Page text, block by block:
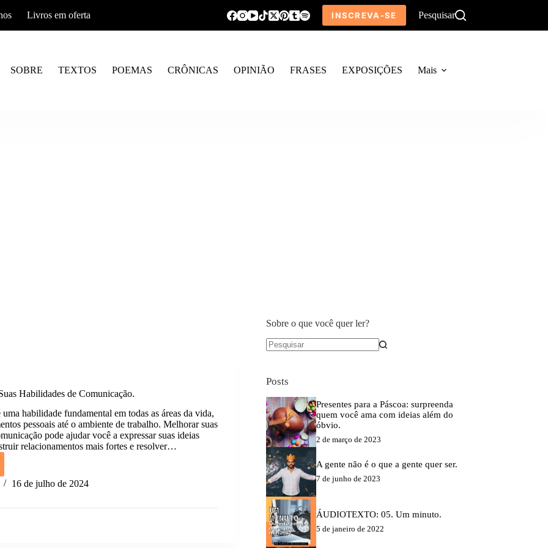
Livros em oferta INSCREVA-SE Pesquisar
SOBRE TEXTOS POEMAS CRÔNICAS OPINIÃO FRASES EXPOSIÇÕES Mais
Habilidades de Comunicação.
habilidade fundamental em todas as áreas da vida,
pessoais até o ambiente de trabalho. Melhorar suas
pode ajudar você a expressar suas ideias
relacionamentos mais fortes e resolver…
16 de julho de 2024
Sobre o que você quer ler?
Posts
Presentes para a Páscoa: surpreenda
quem você ama com ideias além do
óbvio.
2 de março de 2023
A gente não é o que a gente quer ser.
7 de junho de 2023
ÁUDIOTEXTO: 05. Um minuto.
5 de janeiro de 2022